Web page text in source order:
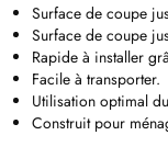
Surface de coupe
Surface de coupe
Rapide à installer
Facile à transporter.
Utilisation optimal
Construit pour